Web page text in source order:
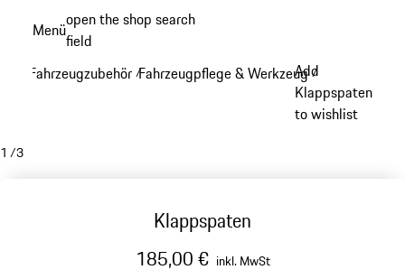
Hauptinhalt
Menüopen the shop search
field
Fahrzeugzubehör /Fahrzeugpflege & Werkzeug/
Add
Klappspaten
to wishlist
1 /3
Klappspaten
185,00 € inkl. MwSt